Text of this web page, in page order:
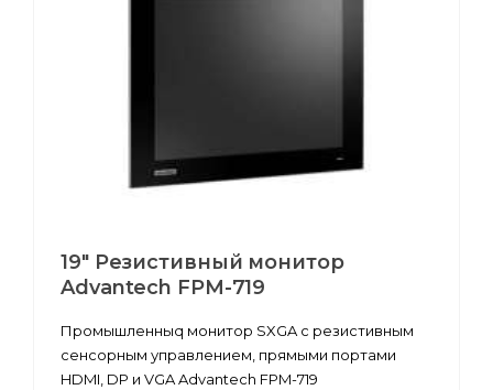
19" Резистивный монитор
Advantech FPM-719
Промышленныq монитор SXGA с резистивным
сенсорным управлением, прямыми портами
HDMI, DP и VGA Advantech FPM-719